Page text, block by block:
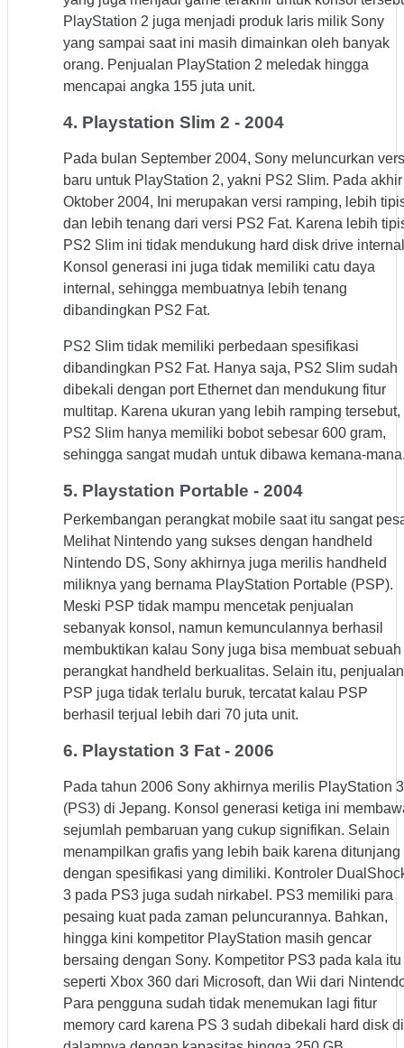
PlayStation 2 juga menjadi produk laris milik Sony
yang sampai saat ini masih dimainkan oleh banyak
orang. Penjualan PlayStation 2 meledak hingga
mencapai angka 155 juta unit.
4. Playstation Slim 2 - 2004
Pada bulan September 2004, Sony meluncurkan
baru untuk PlayStation 2, yakni PS2 Slim. Pada akhir
Oktober 2004, Ini merupakan versi ramping, lebih
dan lebih tenang dari versi PS2 Fat. Karena lebih
PS2 Slim ini tidak mendukung hard disk drive
Konsol generasi ini juga tidak memiliki catu daya
internal, sehingga membuatnya lebih tenang
dibandingkan PS2 Fat.
PS2 Slim tidak memiliki perbedaan spesifikasi
dibandingkan PS2 Fat. Hanya saja, PS2 Slim sudah
dibekali dengan port Ethernet dan mendukung fitur
multitap. Karena ukuran yang lebih ramping tersebut,
PS2 Slim hanya memiliki bobot sebesar 600 gram,
sehingga sangat mudah untuk dibawa kemana-
5. Playstation Portable - 2004
Perkembangan perangkat mobile saat itu sangat
Melihat Nintendo yang sukses dengan handheld
Nintendo DS, Sony akhirnya juga merilis handheld
miliknya yang bernama PlayStation Portable (PSP).
Meski PSP tidak mampu mencetak penjualan
sebanyak konsol, namun kemunculannya berhasil
membuktikan kalau Sony juga bisa membuat sebuah
perangkat handheld berkualitas. Selain itu, penjualan
PSP juga tidak terlalu buruk, tercatat kalau PSP
berhasil terjual lebih dari 70 juta unit.
6. Playstation 3 Fat - 2006
Pada tahun 2006 Sony akhirnya merilis PlayStation 3
(PS3) di Jepang. Konsol generasi ketiga ini
sejumlah pembaruan yang cukup signifikan. Selain
menampilkan grafis yang lebih baik karena ditunjang
dengan spesifikasi yang dimiliki. Kontroler
3 pada PS3 juga sudah nirkabel. PS3 memiliki para
pesaing kuat pada zaman peluncurannya. Bahkan,
hingga kini kompetitor PlayStation masih gencar
bersaing dengan Sony. Kompetitor PS3 pada kala itu
seperti Xbox 360 dari Microsoft, dan Wii dari
Para pengguna sudah tidak menemukan lagi fitur
memory card karena PS 3 sudah dibekali hard disk di